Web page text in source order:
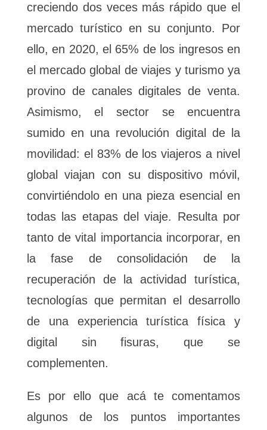
creciendo dos veces más rápido que el
mercado turístico en su conjunto. Por
ello, en 2020, el 65% de los ingresos en
el mercado global de viajes y turismo ya
provino de canales digitales de venta.
Asimismo, el sector se encuentra
sumido en una revolución digital de la
movilidad: el 83% de los viajeros a nivel
global viajan con su dispositivo móvil,
convirtiéndolo en una pieza esencial en
todas las etapas del viaje. Resulta por
tanto de vital importancia incorporar, en
la fase de consolidación de la
recuperación de la actividad turística,
tecnologías que permitan el desarrollo
de una experiencia turística física y
digital sin fisuras, que se
complementen.
Es por ello que acá te comentamos
algunos de los puntos importantes